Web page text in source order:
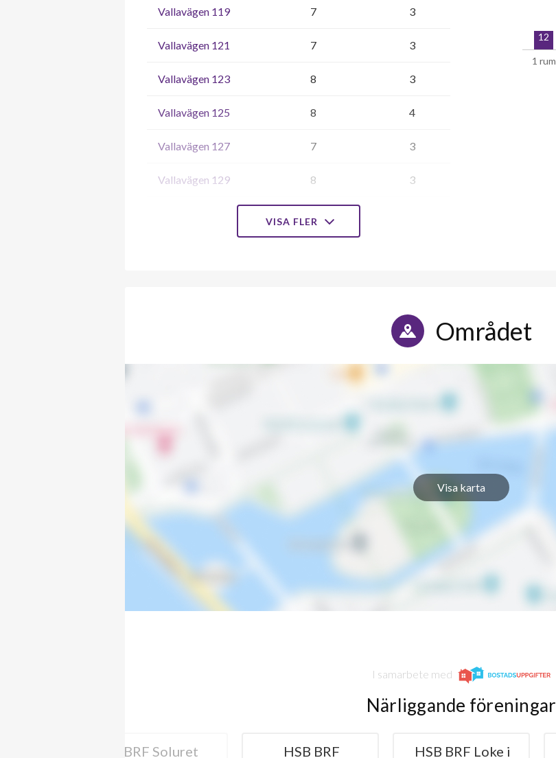
Vallavägen 119 7 3
Vallavägen 121 7 3
Vallavägen 123 8 3
Vallavägen 125 8 4
Vallavägen 127 7 3
Vallavägen 129 8 3
3
3
3
Vallavägen 149
Vallavägen 151
Vallavägen 153
VISA FLER
1 rum
12
Området
Visa karta
I samarbete med
Närliggande föreningar
HSB BRF HSB BRF Loke i HSB BRF